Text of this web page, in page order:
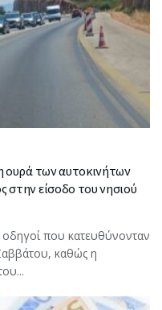
ουρά των αυτοκινήτων
στην είσοδο του νησιού
που κατευθύνονταν
καθώς η